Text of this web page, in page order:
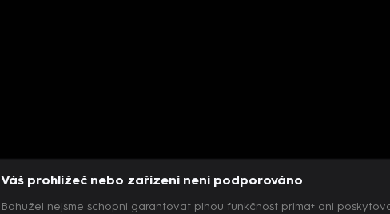
Váš prohlížeč nebo zařízení není podporováno
Bohužel nejsme schopni garantovat plnou funkčnost prima+ ani